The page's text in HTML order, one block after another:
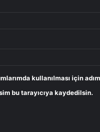
kullanılması için
bu tarayıcıya kaydedilsin.